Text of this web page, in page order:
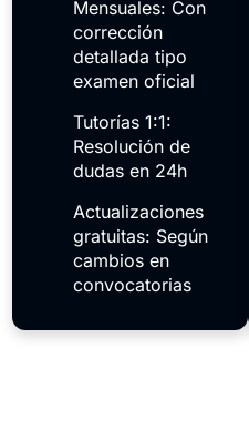
Mensuales: Con
corrección
detallada tipo
examen oficial
Tutorías 1:1:
Resolución de
dudas en 24h
Actualizaciones
gratuitas: Según
cambios en
convocatorias